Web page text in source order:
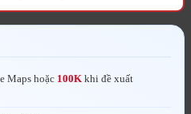
Maps hoặc 100K khi đề xuất